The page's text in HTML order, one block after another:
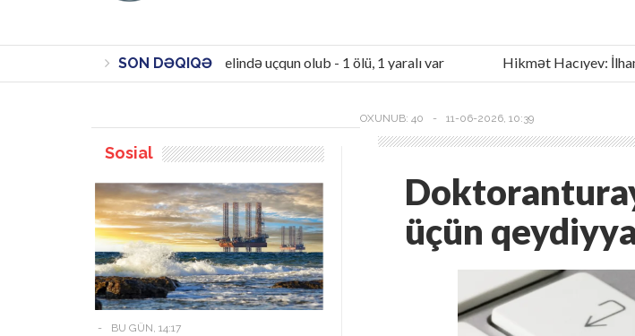
SON DƏQIQƏ
Türkiyədə su xətti tunelində uçqun olub - 1 ölü, 1 yaralı var Hikmət Hacıyev: İlham
OXUNUB: 40 - 11-06-2026, 10:39
üçün
Sosial
- BU GÜN, 14:17